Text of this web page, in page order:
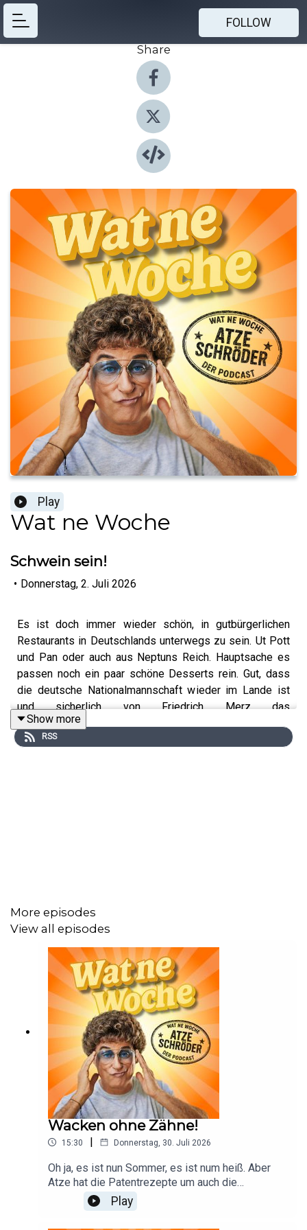
FOLLOW
Share
Play
Wat ne Woche
Schwein sein!
• Donnerstag, 2. Juli 2026
Es ist doch immer wieder schön, in gutbürgerlichen
Restaurants in Deutschlands unterwegs zu sein. Ut Pott
und Pan oder auch aus Neptuns Reich. Hauptsache es
passen noch ein paar schöne Desserts rein. Gut, dass
die deutsche Nationalmannschaft wieder im Lande ist
und sicherlich von Friedrich Merz das
Bundesverdienstkreuz angeheftet bekommen. Immerhin,
Gruppenerster! Wir haben in Deutschland ganz andere
https://www.instagram.com/atzeschroeder_offiziell/
⚽️ Komm in meine WM-Tippgruppe!
Hol dir Finanzguru, tritt meiner Tippgruppe bei und mach
bei der großen WM-Aktion mit. Insgesamt gibt es über
800.000 Preise im Gesamtwert von mehr als 250.000 €
zu gewinnen.
👉 Jetzt mitmachen: https://app.finanzguru.de/app.html?
page=WMLotteryPage&invite=EXAD13-EXAD13
Show more
RSS
More episodes
View all episodes
Wacken ohne Zähne!
15:30 | Donnerstag, 30. Juli 2026
Oh ja, es ist nun Sommer, es ist num heiß. Aber
Atze hat die Patentrezepte um auch die
heißesten Woche des Jahres durchzustehen.
Man braucht einfach Freunde mit Pool und Luxus-
Grill. So bleibt auch die Küche zu Hause sauber
Play